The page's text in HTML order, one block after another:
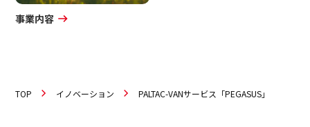
事業内容
TOP イノベーション PALTAC-VANサービス「PEGASUS」